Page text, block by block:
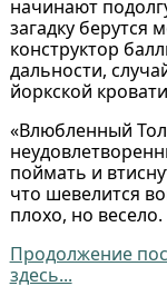
начинают
загадку берутся
конструктор
дальности,
йоркской
«Влюбленный
поймать и
что шевелится
плохо, но весело.
Продолжение
здесь...